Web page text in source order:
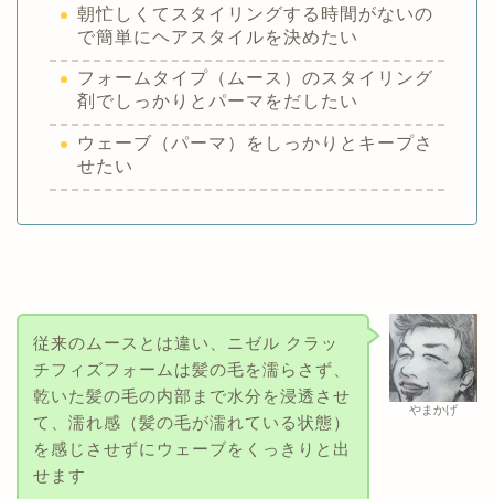
朝忙しくてスタイリングする時間がないの
で簡単にヘアスタイルを決めたい
フォームタイプ（ムース）のスタイリング
剤でしっかりとパーマをだしたい
ウェーブ（パーマ）をしっかりとキープさ
せたい
やまかげ
従来のムースとは違い、ニゼル クラッ
チフィズフォームは髪の毛を濡らさず、
乾いた髪の毛の内部まで水分を浸透させ
て、濡れ感（髪の毛が濡れている状態）
を感じさせずにウェーブをくっきりと出
せます